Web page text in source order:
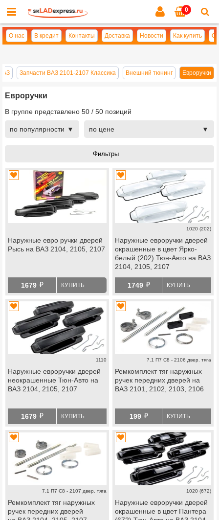
0
О нас В кредит Контакты Доставка Новости Как купить
Запчасти ВАЗ 2101-2107 Классика Внешний тюнинг Евроручки
Евроручки
В группе представлено 50 / 50 позиций
по популярности по цене
Наружные евро ручки дверей
Рысь на ВАЗ 2104, 2105, 2107
1679 й КУПИТЬ
1020 (202)
Наружные евроручки дверей
окрашенные в цвет Ярко-
белый (202) Тюн-Авто на ВАЗ
2104, 2105, 2107
1749 й КУПИТЬ
1110
Наружные евроручки дверей
неокрашенные Тюн-Авто на
ВАЗ 2104, 2105, 2107
1679 й КУПИТЬ
7.1 П7 С8 - 2106 двер. тяга
Ремкомплект тяг наружных
ручек передних дверей на
ВАЗ 2101, 2102, 2103, 2106
199 й КУПИТЬ
7.1 П7 С8 - 2107 двер. тяга
Ремкомплект тяг наружных
ручек передних дверей
1020 (672)
Наружные евроручки дверей
окрашенные в цвет Пантера